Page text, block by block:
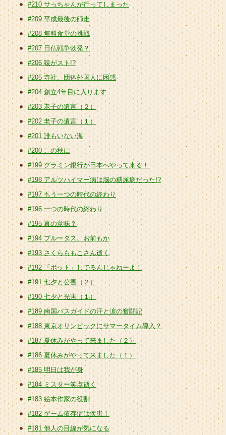
#210 サっちゃんが行ってしまった
#209 平成最後の師走
#208 無料食堂の挑戦
#207 日仏戦争勃発？
#206 猿がスト!?
#205 寺社、団体外国人に困惑
#204 創立4年目に入ります
#203 老子の遺言（２）
#202 老子の遺言（１）
#201 誰もいない海
#200 この秋に
#199 グラミン銀行が日本へやって来る！
#198 アルツハイマー病は脳の糖尿病だった!?
#197 もう一つの時代の終わり
#196 一つの時代の終わり
#195 真の意味？
#194 ブルータス、お前もか
#193 さくらももこさん逝く
#192 「ボット」してるんじゃねーよ！
#191 七夕と公害（２）
#190 七夕と光害（１）
#189 南国バスガイドの汗と涙の奮闘記
#188 東京オリンピックにサマータイム導入？
#187 夏休みがやって来ました（２）
#186 夏休みがやって来ました（１）
#185 明日は我が身
#184 ミスター笑点逝く
#183 絵本作家の役割
#182 ゲーム依存症は疾患！
#181 他人の目線が気になる